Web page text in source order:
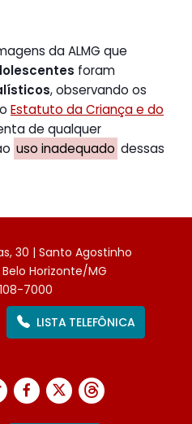
da ALMG que
foram
, observando os
Estatuto da Criança e do
de qualquer
uso inadequado dessas
30 | Santo Agostinho
Belo Horizonte/MG
7000
LISTA TELEFÔNICA